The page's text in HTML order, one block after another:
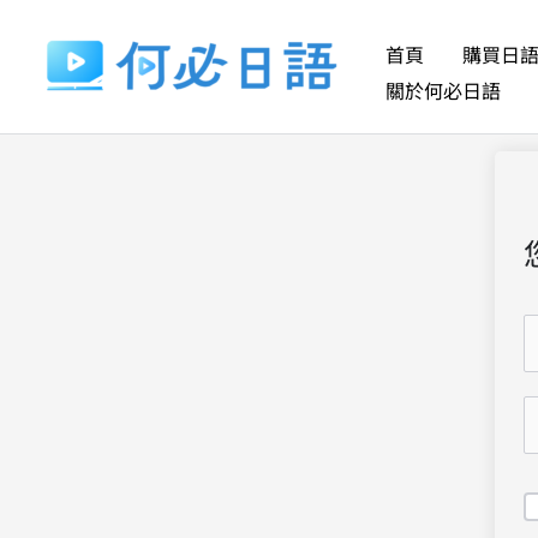
要
首頁 購買日
關於何必日語